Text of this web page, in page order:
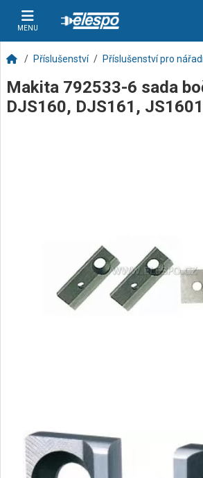
MENU
Příslušenství Příslušenství pro
Makita 792533-6 sada
DJS160, DJS161, JS1601